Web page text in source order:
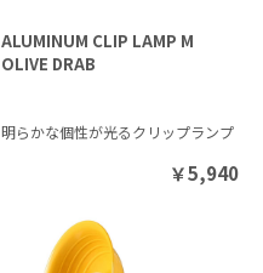
ALUMINUM CLIP LAMP M
OLIVE DRAB
明らかな個性が光るクリップランプ
￥5,940